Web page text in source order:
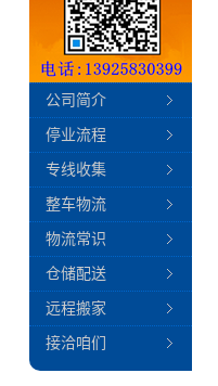
公司简介
停业流程
专线收集
整车物流
物流常识
仓储配送
远程搬家
接洽咱们